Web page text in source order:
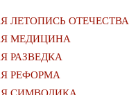
ЛЕТОПИСЬ ОТЕЧЕСТВА
МЕДИЦИНА
РАЗВЕДКА
РЕФОРМА
СИМВОЛИКА